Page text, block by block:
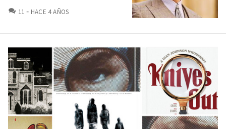
11 COMENTARIOS
HACE 4 AÑOS